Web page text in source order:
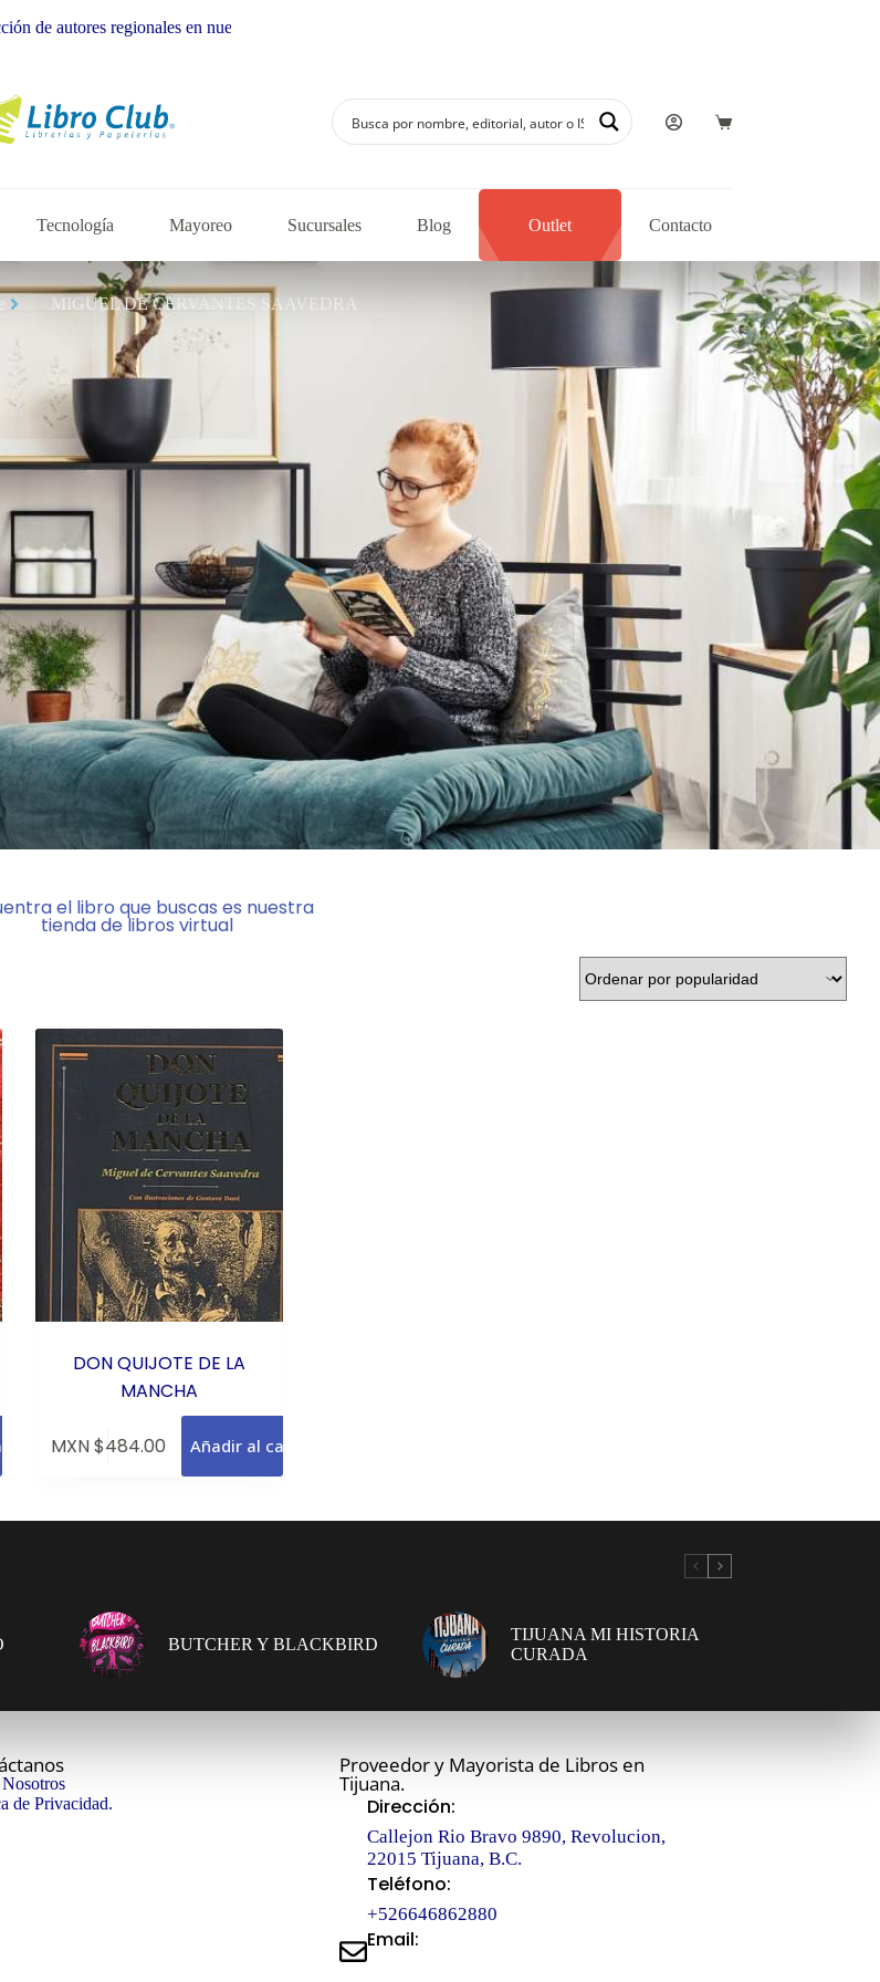
autores regionales en nuestra librería
Tecnología Mayoreo Sucursales Blog Outlet Contacto
MIGUEL DE CERVANTES SAAVEDRA
el libro que buscas es nuestra
tienda de libros virtual
DON QUIJOTE DE LA
MANCHA
MXN $484.00 Añadir al carrito
BUTCHER Y BLACKBIRD
TIJUANA MI HISTORIA
CURADA
de Privacidad.
Proveedor y Mayorista de Libros en
Tijuana.
Dirección:
Callejon Rio Bravo 9890, Revolucion,
22015 Tijuana, B.C.
Teléfono:
+526646862880
Email: